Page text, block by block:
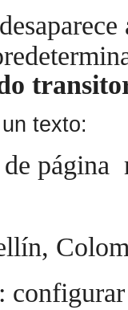
texto:
página